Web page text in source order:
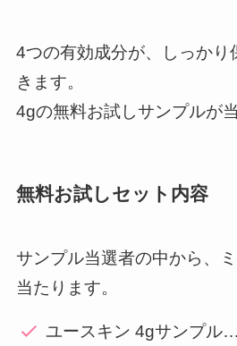
4つの有効成分が、しっかり
きます。
4gの無料お試しサンプルが
無料お試しセット内容
サンプル当選者の中から、
当たります。
ユースキン 4gサンプル…